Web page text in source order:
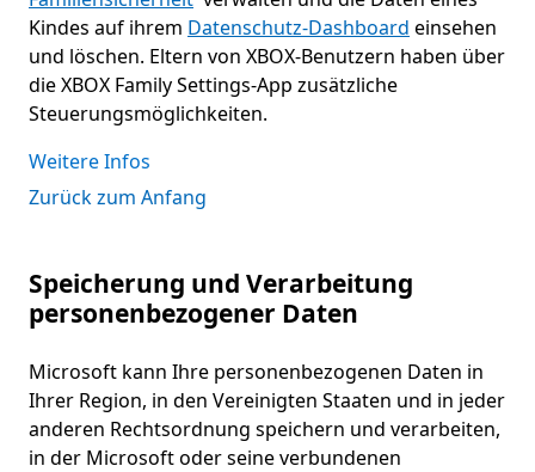
Kindes auf ihrem Datenschutz-Dashboard einsehen
und löschen. Eltern von XBOX-Benutzern haben über
die XBOX Family Settings-App zusätzliche
Steuerungsmöglichkeiten.
Weitere Infos
Zurück zum Anfang
Speicherung und Verarbeitung
personenbezogener Daten
Microsoft kann Ihre personenbezogenen Daten in
Ihrer Region, in den Vereinigten Staaten und in jeder
anderen Rechtsordnung speichern und verarbeiten,
in der Microsoft oder seine verbundenen